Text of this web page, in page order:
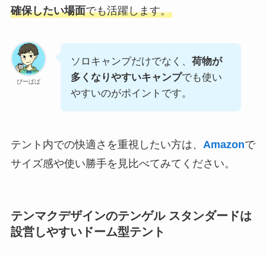
確保したい場面でも活躍します。
ぴーぱぱ
ソロキャンプだけでなく、 荷物が
多くなりやすいキャンプでも使い
やすいのがポイントです。
テント内での快適さを重視したい方は、 Amazonで
サイズ感や使い勝手を見比べてみてください。
テンマクデザインのテンゲル スタンダードは
設営しやすいドーム型テント